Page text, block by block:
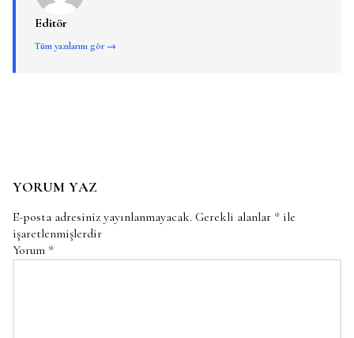
Editör
Tüm yazılarını gör →
YORUM YAZ
E-posta adresiniz yayınlanmayacak. Gerekli alanlar * ile
işaretlenmişlerdir
Yorum *